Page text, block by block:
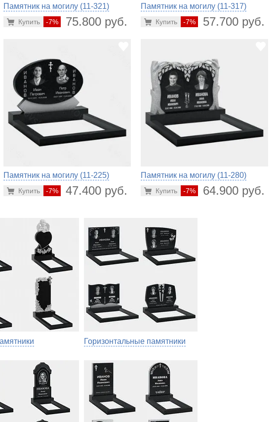
Памятник на могилу (11-321)
-7% 75.800 руб.
Купить
Памятник на могилу (11-317)
-7% 57.700 руб.
Купить
Памятник на могилу (11-225)
-7% 47.400 руб.
Купить
Памятник на могилу (11-280)
-7% 64.900 руб.
Купить
Горизонтальные памятники